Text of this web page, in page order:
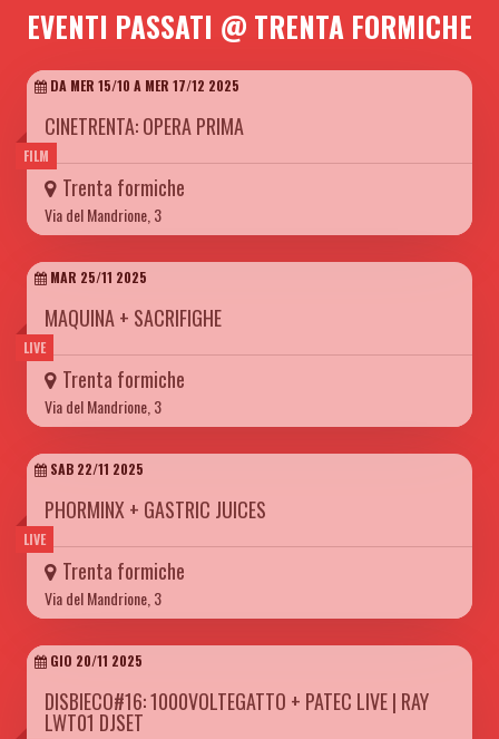
EVENTI PASSATI @ TRENTA FORMICHE
FILM
DA MER 15/10 A MER 17/12 2025
CINETRENTA: OPERA PRIMA
Trenta formiche
Via del Mandrione, 3
LIVE
MAR 25/11 2025
MAQUINA + SACRIFIGHE
Trenta formiche
Via del Mandrione, 3
LIVE
SAB 22/11 2025
PHORMINX + GASTRIC JUICES
Trenta formiche
Via del Mandrione, 3
GIO 20/11 2025
DISBIECO#16: 1000VOLTEGATTO + PATEC LIVE | RAY
LWT01 DJSET